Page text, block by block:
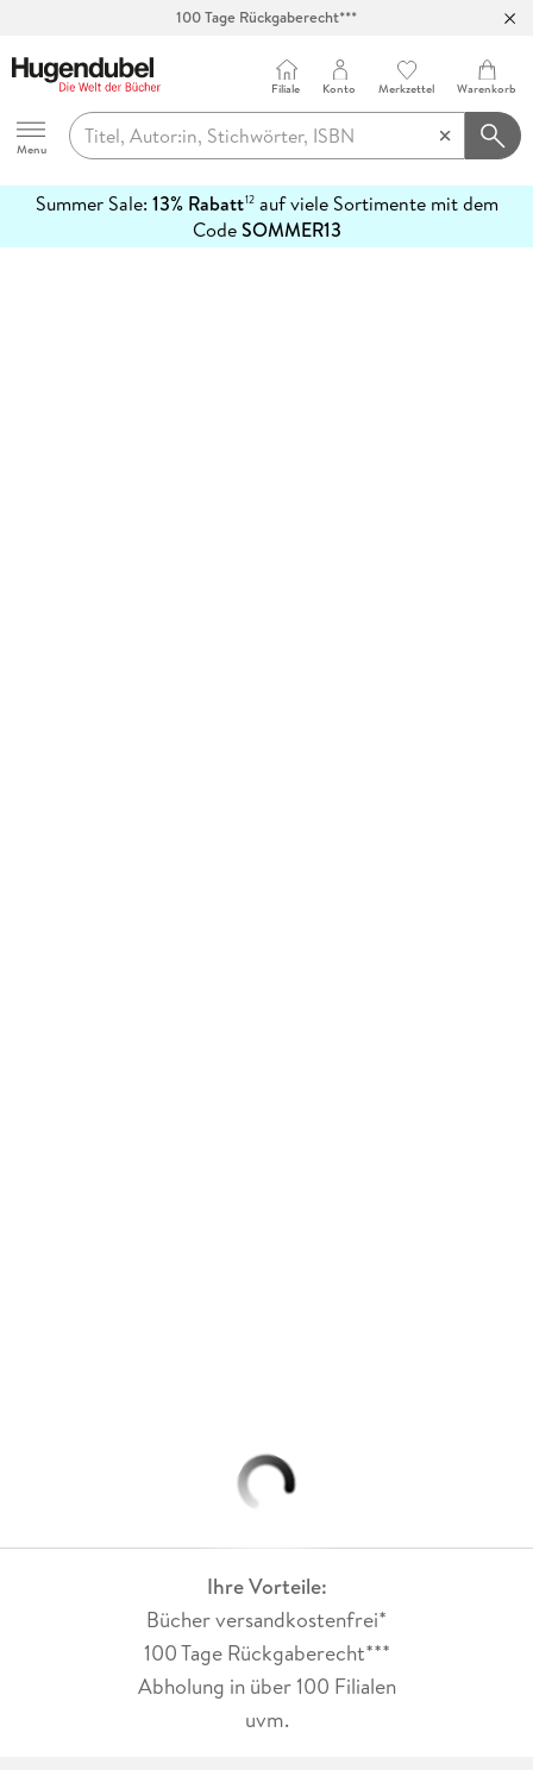
100 Tage Rückgaberecht***
Hugendubel
Menu
Filiale Konto Merkzettel Warenkorb
Summer Sale: 13% Rabatt12auf viele Sortimente mit dem
CodeSOMMER13
erfahren
Ihre Vorteile:
Bücher versandkostenfrei*
100 Tage Rückgaberecht***
Abholung in über 100 Filialen
uvm.